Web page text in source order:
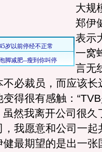
大规
郑伊
表示
一窝
言无
必裁员，而应该长
得很有感触：
然我离开公司很久
我愿意和公司一起
最期望的是出一张